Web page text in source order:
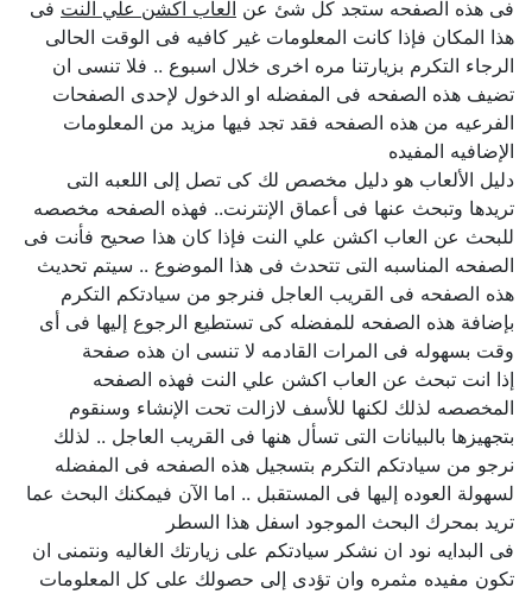
فى هذه الصفحه ستجد كل شئ عنالعاب اكشن علي النتفى
هذا المكان فإذا كانت المعلومات غير كافيه فى الوقت الحالى
الرجاء التكرم بزيارتنا مره اخرى خلال اسبوع .. فلا تنسى ان
تضيف هذه الصفحه فى المفضله او الدخول لإحدى الصفحات
الفرعيه من هذه الصفحه فقد تجد فيها مزيد من المعلومات
الإضافيه المفيده
دليل الألعاب هو دليل مخصص لك كى تصل إلى اللعبه التى
تريدها وتبحث عنها فى أعماق الإنترنت.. فهذه الصفحه مخصصه
للبحث عن العاب اكشن علي النت فإذا كان هذا صحيح فأنت فى
الصفحه المناسبه التى تتحدث فى هذا الموضوع .. سيتم تحديث
هذه الصفحه فى القريب العاجل فنرجو من سيادتكم التكرم
بإضافة هذه الصفحه للمفضله كى تستطيع الرجوع إليها فى أى
وقت بسهوله فى المرات القادمه لا تنسى ان هذه صفحة
إذا انت تبحث عن العاب اكشن علي النت فهذه الصفحه
المخصصه لذلك لكنها للأسف لازالت تحت الإنشاء وسنقوم
بتجهيزها بالبيانات التى تسأل هنها فى القريب العاجل .. لذلك
نرجو من سيادتكم التكرم بتسجيل هذه الصفحه فى المفضله
لسهولة العوده إليها فى المستقبل .. اما الآن فيمكنك البحث عما
تريد بمحرك البحث الموجود اسفل هذا السطر
فى البدايه نود ان نشكر سيادتكم على زيارتك الغاليه ونتمنى ان
تكون مفيده مثمره وان تؤدى إلى حصولك على كل المعلومات